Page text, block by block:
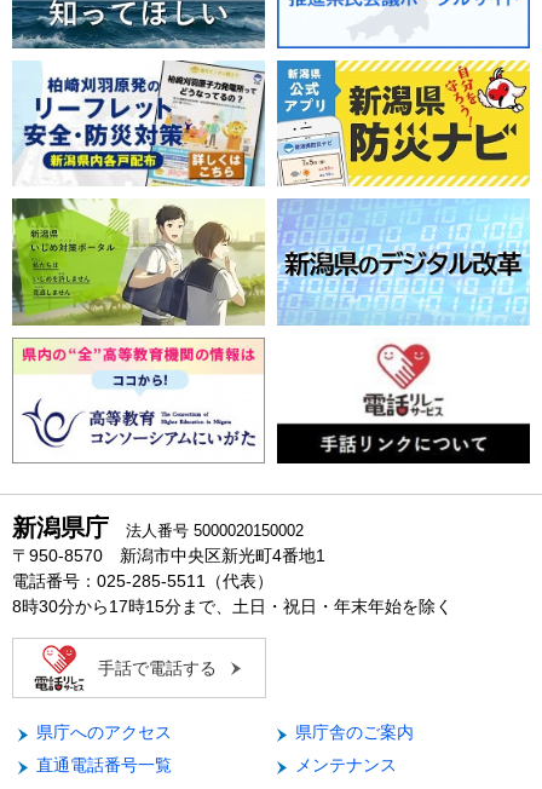
新潟県庁 法人番号 5000020150002
〒950-8570 新潟市中央区新光町4番地1
電話番号：025-285-5511（代表）
8時30分から17時15分まで、土日・祝日・年末年始を除く
手話で電話する
県庁へのアクセス
県庁舎のご案内
直通電話番号一覧
メンテナンス